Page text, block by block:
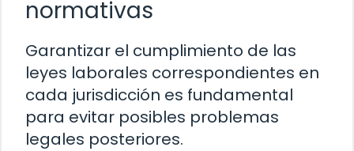
normativas
Garantizar el cumplimiento de las
leyes laborales correspondientes en
cada jurisdicción es fundamental
para evitar posibles problemas
legales posteriores.